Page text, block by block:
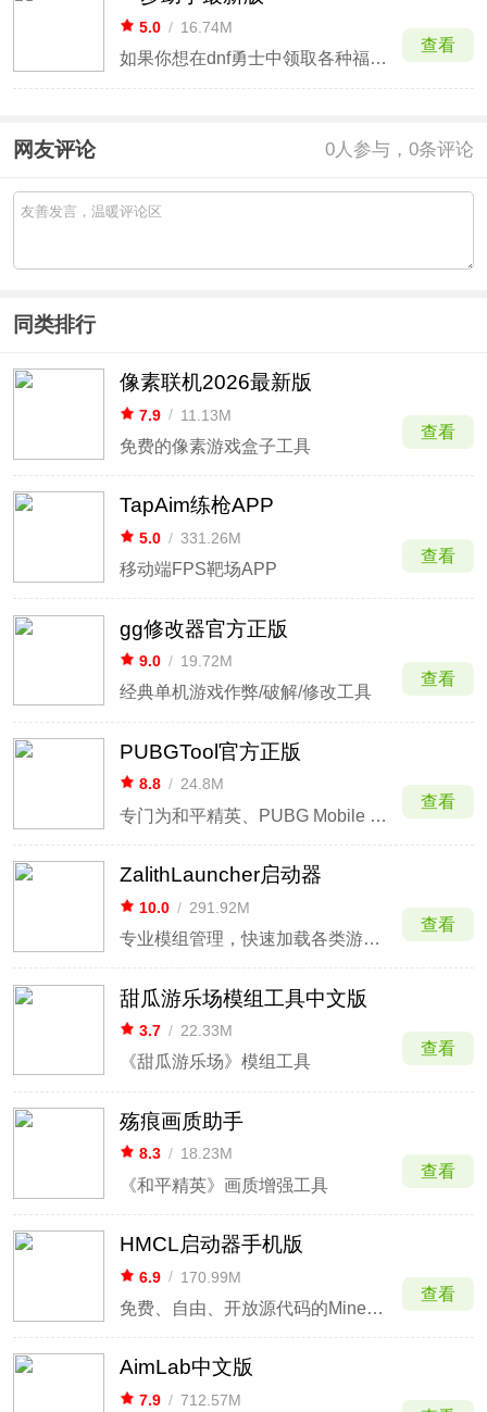
5.0 / 16.74M
如果你想在dnf勇士中领取各种福利资源，那么不妨来试试一步助手最新版，这是一款小巧便捷的dnf游戏辅助工具，软件主要功能就是帮你一键了解游戏活动，领取福利礼包，同时还提供了查询、资讯、社区等多个板块的内容，可以说非常全面了！
查看
网友评论 0 人参与，0条评论
同类排行
像素联机2026最新版
7.9 / 11.13M
免费的像素游戏盒子工具
查看
TapAim练枪APP
5.0 / 331.26M
移动端FPS靶场APP
查看
gg修改器官方正版
9.0 / 19.72M
经典单机游戏作弊/破解/修改工具
查看
PUBGTool官方正版
8.8 / 24.8M
专门为和平精英、PUBG Mobile 玩家开发的画质助手！
查看
ZalithLauncher启动器
10.0 / 291.92M
专业模组管理，快速加载各类游戏包。
查看
甜瓜游乐场模组工具中文版
3.7 / 22.33M
《甜瓜游乐场》模组工具
查看
殇痕画质助手
8.3 / 18.23M
《和平精英》画质增强工具
查看
HMCL启动器手机版
6.9 / 170.99M
免费、自由、开放源代码的Minecraft启动器
查看
AimLab中文版
7.9 / 712.57M